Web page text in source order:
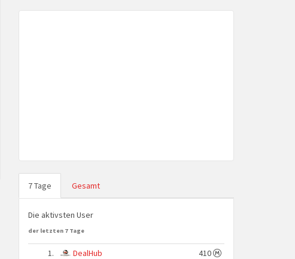
7 Tage Gesamt
Die aktivsten User
der letzten 7 Tage
1. DealHub
410